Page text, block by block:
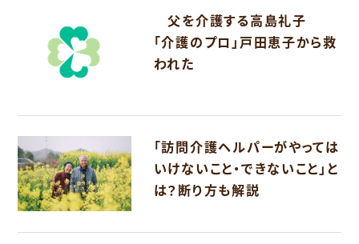
父を介護する高島礼子
「介護のプロ」戸田恵子から救
われた
「訪問介護ヘルパーがやっては
いけないこと・できないこと」と
は？断り方も解説